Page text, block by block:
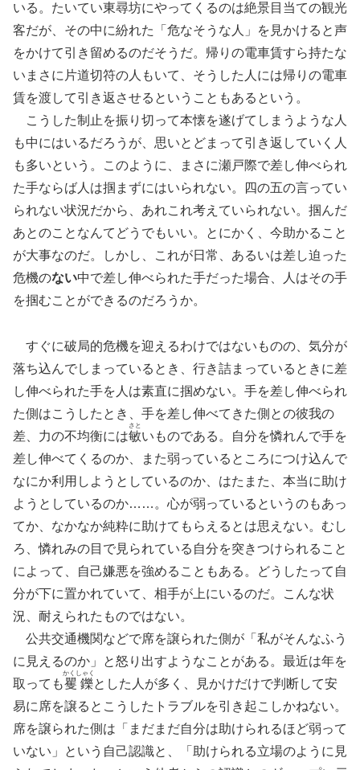
いる。たいてい東尋坊にやってくるのは絶景目当ての観光
客だが、その中に紛れた「危なそうな人」を見かけると声
をかけて引き留めるのだそうだ。帰りの電車賃すら持たな
いまさに片道切符の人もいて、そうした人には帰りの電車
賃を渡して引き返させるということもあるという。
こうした制止を振り切って本懐を遂げてしまうような人
も中にはいるだろうが、思いとどまって引き返していく人
も多いという。このように、まさに瀬戸際で差し伸べられ
た手ならば人は掴まずにはいられない。四の五の言ってい
られない状況だから、あれこれ考えていられない。掴んだ
あとのことなんてどうでもいい。とにかく、今助かること
が大事なのだ。しかし、これが日常、あるいは差し迫った
危機のない中で差し伸べられた手だった場合、人はその手
を掴むことができるのだろうか。
すぐに破局的危機を迎えるわけではないものの、気分が
落ち込んでしまっているとき、行き詰まっているときに差
し伸べられた手を人は素直に掴めない。手を差し伸べられ
た側はこうしたとき、手を差し伸べてきた側との彼我の
差、力の不均衡には敏
さと
いものである。自分を憐れんで手を
差し伸べてくるのか、また弱っているところにつけ込んで
なにか利用しようとしているのか、はたまた、本当に助け
ようとしているのか……。心が弱っているというのもあっ
てか、なかなか純粋に助けてもらえるとは思えない。むし
ろ、憐れみの目で見られている自分を突きつけられること
によって、自己嫌悪を強めることもある。どうしたって自
分が下に置かれていて、相手が上にいるのだ。こんな状
況、耐えられたものではない。
公共交通機関などで席を譲られた側が「私がそんなふう
に見えるのか」と怒り出すようなことがある。最近は年を
取っても矍鑠
かくしゃく
とした人が多く、見かけだけで判断して安
易に席を譲るとこうしたトラブルを引き起こしかねない。
席を譲られた側は「まだまだ自分は助けられるほど弱って
いない」という自己認識と、「助けられる立場のように見